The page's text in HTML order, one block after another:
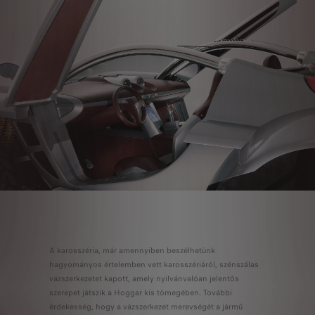
A karosszéria, már amennyiben beszélhetünk
hagyományos értelemben vett karosszériáról, szénszálas
vázszerkezetet kapott, amely nyilvánvalóan jelentős
szerepet játszik a Hoggar kis tömegében. További
érdekesség, hogy a vázszerkezet merevségét a jármű